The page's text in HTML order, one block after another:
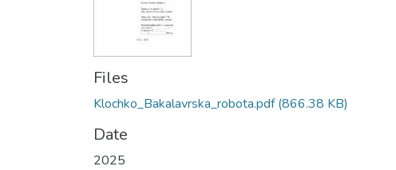
Files
Klochko_Bakalavrska_robota.pdf(866.38 KB)
Date
2025